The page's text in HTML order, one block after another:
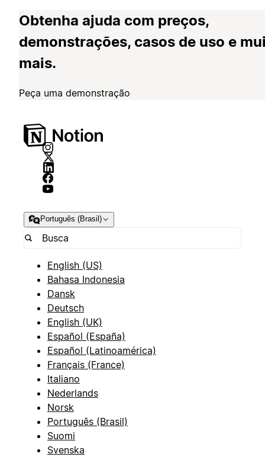
Obtenha ajuda com preços,
demonstrações, casos de uso e
mais.
Peça uma demonstração
Português (Brasil)
English (US)
Bahasa Indonesia
Dansk
Deutsch
English (UK)
Español (España)
Español (Latinoamérica)
Français (France)
Italiano
Nederlands
Norsk
Português (Brasil)
Suomi
Svenska